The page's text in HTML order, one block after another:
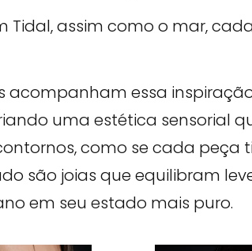
Tidal, assim como o mar,
acompanham essa
uma estética sensorial
como se cada peça
são joias que equilibram
em seu estado mais puro.